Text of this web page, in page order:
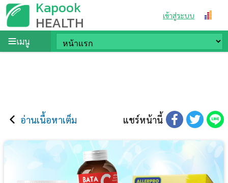
Kapook
HEALTH เข้าสู่ระบบ
เมนู
อ่านเนื้อหาเต็ม แชร์หน้านี้